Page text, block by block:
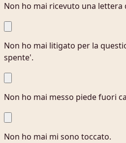
Non ho mai ricevuto una lettera
Non ho mai litigato per la
spente'.
Non ho mai messo piede fuori
Non ho mai mi sono toccato.